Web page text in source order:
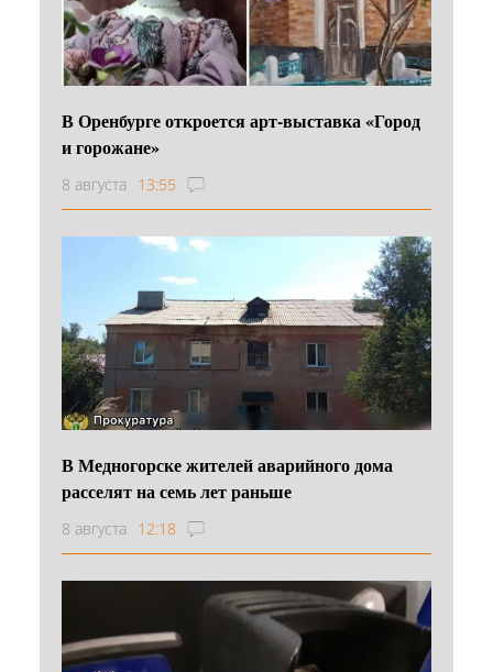
В Оренбурге откроется арт-выставка «Город
и горожане»
8 августа 13:55
В Медногорске жителей аварийного дома
расселят на семь лет раньше
8 августа 12:18